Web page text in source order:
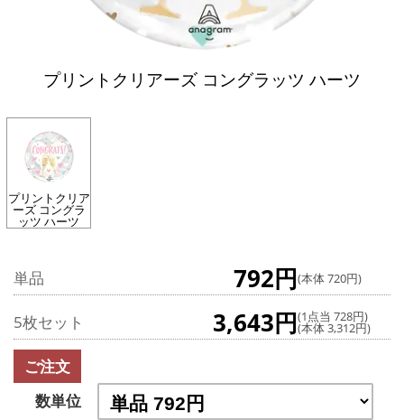
プリントクリアーズ コングラッツ ハーツ
プリントクリア
ーズ コングラ
ッツ ハーツ
単品 792円(本体 720円)
5枚セット 3,643円(1点当 728円)
(本体 3,312円)
ご注文
数単位